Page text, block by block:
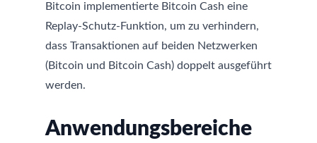
Bitcoin implementierte Bitcoin Cash eine
Replay-Schutz-Funktion, um zu verhindern,
dass Transaktionen auf beiden Netzwerken
(Bitcoin und Bitcoin Cash) doppelt ausgeführt
werden.
Anwendungsbereiche